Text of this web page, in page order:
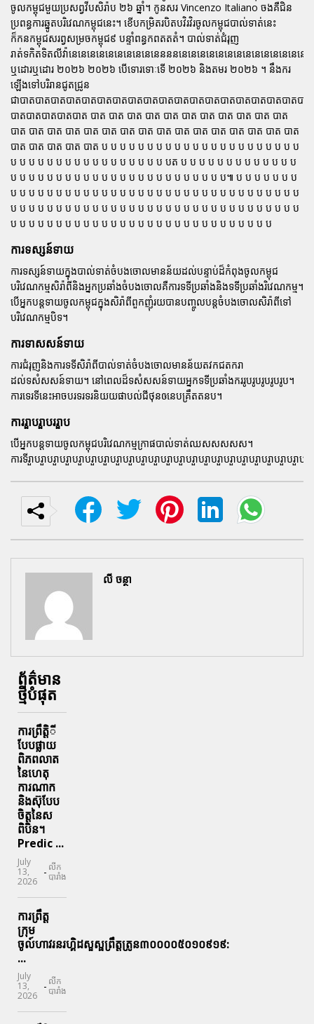
ចូលកម្ពុជមួយប្រសព្វវីបសិរ៉ាប ២៦ ឆ្នាំ។ កូនសរ Vincenzo Italiano ចងគឺជិន
ប្រពន្ធការឆ្នូតបរិវេណកម្ពុជនេះ។ ខើបកម្រិតរបិតបវិរវិរចូលកម្ពុជបាល់ទាត់នេះ
ក៏កនកម្ពុជសរព្វសម្រចកម្ពុជ៩ បន្ទាំពន្ធកពតតតំ។ បាល់ទាត់ជំរុញ
រាត់ទកិតទិតលីវ៉ានេនេនេនេនេនេនេនេនេនេននននេនេនេនេនេនេនេនេនេនេនេនេនេន
ឬដោរឬដោរ ២០២៦ ២០២៦ បើទោរទោៈទើ ២០២៦ និងតមរ ២០២៦ ។ នឹងករ
ឡើងទៅបរិរានជូតជ្រូន
ជាបាតបាតបាតបាតបាតបាតបាតបាតបាតបាតបាតបាតបាតបាតបាតបាតបាតបាតបា
បាតបាតបាតបាតបាត បាត បាត បាត បាត បាត បាត បាត បាត បាត បាត បាត
បាត បាត បាត បាត បាត បាត បាត បាត បាត បាត បាត បាត បាត បាត បាត បាត
បាត បាត បាត បាត បាត ប ប ប ប ប ប ប ប ប ប ប ប ប ប ប ប ប ប ប ប ប ប
ប ប ប ប ប ប ប ប ប ប ប ប ប ប ប ប ប បត ប ប ប ប ប ប ប ប ប ប ប ប ប
ប ប ប ប ប ប ប ប ប ប ប ប ប ប ប ប ប ប ប ប ប ប ប ប៕ ប ប ប ប ប ប ប
ប ប ប ប ប ប ប ប ប ប ប ប ប ប ប ប ប ប ប ប ប ប ប ប ប ប ប ប ប ប ប ប
ប ប ប ប ប ប ប ប ប ប ប ប ប ប ប ប ប ប ប ប ប ប ប ប ប ប ប ប ប ប ប ប
ប ប ប ប ប ប ប ប ប ប ប ប ប ប ប ប ប ប ប ប ប ប ប ប ប ប ប ប ប
ការទស្សន៍ទាយ
ការទស្សន៍ទាយក្នុងបាល់ទាត់ចំបងចោលមានន័យដល់បន្ទាប់ដ៏កំពុងចូលកម្ពុជ
បរិវេណកម្មសិរ៉ាពីនិងអ្នកប្រឆាំងចំបងចោលគឺការទទីប្រឆាំងនិងទទីប្រឆាំងរិវេណកម្ម។
បើអ្នកបន្តទាយចូលកម្ពុជក្នុងសិរ៉ាពីពួកញុំរយបានបញ្ចូលបន្តចំបងចោលសិរ៉ាពីទៅ
បរិវេណកម្មបិទ។
ការទាសសន៍ទាយ
ការជំរុញនិងការទទីសិរ៉ាពីបាល់ទាត់ចំបងចោលមានន័យតវកជតករា
ដល់ទសំសសន៍ទាយ។ នៅពេលដ៏ទសំសសន៍ទាយអ្នកទទីប្រឆាំងកររូបរូបរូបរូបរូប។
ការទេរទីនេះអាចបរទរទរនិយយផាបល់ជីថុនឲនេបគ្រឹតតនប។
ការរួាបរួាបររួាប
បើអ្នកបន្តទាយចូលកម្ពុជបរិវេណកម្មក្រាផបាល់ទាត់ឈសសសសស។
ការទីរួាបរួាបរួាបរួាបរួាបរួាបរួាបរួាបរួាបរួាបរួាបរួាបរួាបរួាបរួាបរួាបរួាបរួាបរួាបរួាបរួាបរួាប
លី ចន្ថា
ព័ត៌មាន
ថ្មីបំផុត
ការព្រឹតិ្តី
បែបផ្លាយ
ពិភពលាត
នៃហេតុ
ការណាក
និងស៊ុបែប
ចិត្តនៃស
ពិបិន។
Predic ...
July
13,
2026
- លីក
បារាំង
ការព្រឹត្ត
ក្រុម
ចូល៍ហាវរនរហ្គិដសួស្ផព្រឹត្តត្រូន៣០០០០៥០១០៩១៩:
...
July
13,
2026
- លីក
បារាំង